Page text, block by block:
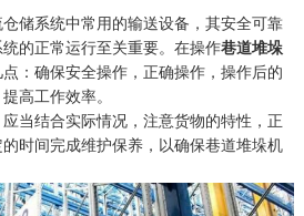
储系统中常用的输送设备，其安全可靠
的正常运行至关重要。在操作巷道堆垛
：确保安全操作，正确操作，操作后的
高工作效率。
当结合实际情况，注意货物的特性，正
时间完成维护保养，以确保巷道堆垛机